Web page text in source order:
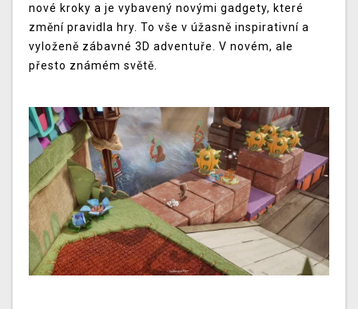
nové kroky a je vybavený novými gadgety, které
změní pravidla hry. To vše v úžasně inspirativní a
vyloženě zábavné 3D adventuře. V novém, ale
přesto známém světě.